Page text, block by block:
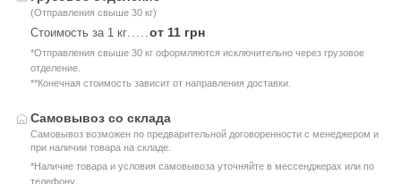
(Отправления свыше 30 кг)
Стоимость за 1 кг от 11 грн
*Отправления свыше 30 кг оформляются исключительно через грузовое
отделение.
**Конечная стоимость зависит от направления доставки.
Самовывоз со склада
Самовывоз возможен по предварительной договоренности с менеджером и
при наличии товара на складе.
*Наличие товара и условия самовывоза уточняйте в мессенджерах или по
телефону.